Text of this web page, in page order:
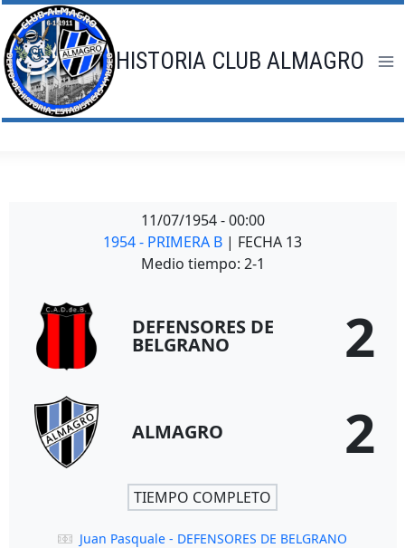
Saltar
al
contenido
HISTORIA CLUB ALMAGRO
11/07/1954 - 00:00
1954 - PRIMERA B | FECHA 13
Medio tiempo: 2-1
DEFENSORES DE
BELGRANO 2
ALMAGRO 2
TIEMPO COMPLETO
Juan Pasquale - DEFENSORES DE BELGRANO